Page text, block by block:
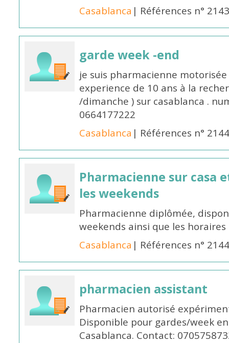
Casablanca | Références n°
garde week -end
je suis pharmacienne
experience de 10 ans à la
/dimanche ) sur casablanca .
0664177222
Casablanca | Références n°
Pharmacienne sur casa
les weekends
Pharmacienne diplômée,
weekends ainsi que les
Casablanca | Références n°
pharmacien assistant
Pharmacien autorisé
Disponible pour gardes/week
Casablanca. Contact: